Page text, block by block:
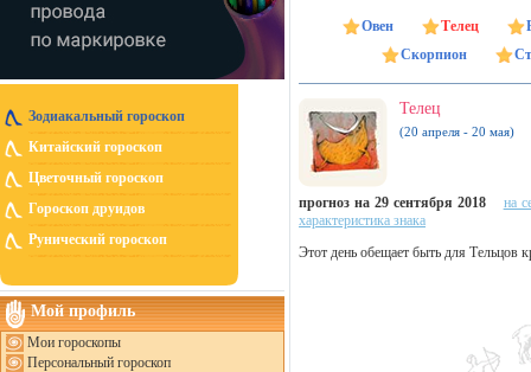
Зодиакальный гороскоп
Китайский гороскоп
Цветочный гороскоп
Гороскоп друидов
Рунический гороскоп
Мой профиль
Мои гороскопы
Персональный гороскоп
Овен Телец
Скорпион
Телец
(20 апреля - 20 мая)
прогноз на 29 сентября 2018
на
характеристика знака
Этот день обещает быть для Тельцов